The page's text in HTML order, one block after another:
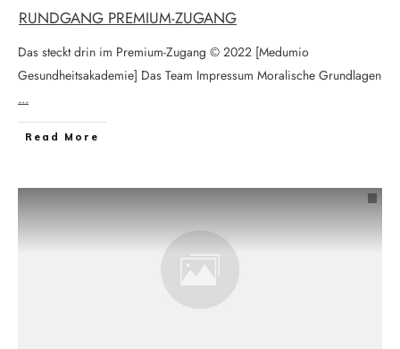
RUNDGANG PREMIUM-ZUGANG
Das steckt drin im Premium-Zugang © 2022 [Medumio
Gesundheitsakademie] Das Team Impressum Moralische Grundlagen
...
Read More